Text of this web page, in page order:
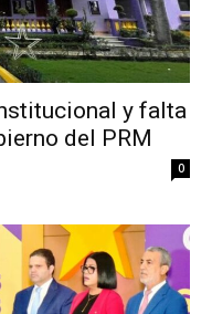
y falta
del PRM
0